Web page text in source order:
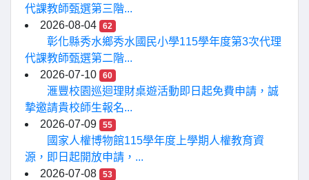
代課教師甄選第三階...
2026-08-04
62
彰化縣秀水鄉秀水國民小學115學年度第3次代理
代課教師甄選第二階...
2026-07-10
60
滙豐校園巡迴理財桌遊活動即日起免費申請，誠
摯邀請貴校師生報名...
2026-07-09
55
國家人權博物館115學年度上學期人權教育資
源，即日起開放申請，...
2026-07-08
53